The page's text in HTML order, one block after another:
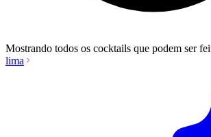
Mostrando todos os cocktails que podem ser
lima